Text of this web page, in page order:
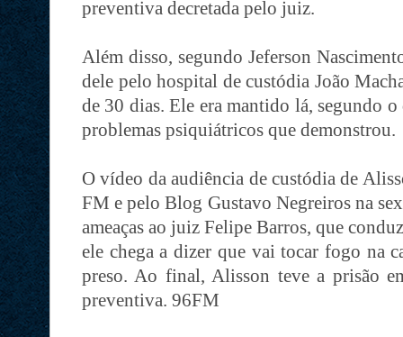
preventiva decretada pelo juiz.
Além disso, segundo Jeferson
dele pelo hospital de custódia João
de 30 dias. Ele era mantido lá, segundo
problemas psiquiátricos que demonstrou.
O vídeo da audiência de custódia de
FM e pelo Blog Gustavo Negreiros na
ameaças ao juiz Felipe Barros, que
ele chega a dizer que vai tocar fogo na
preso. Ao final, Alisson teve a prisão
preventiva. 96FM